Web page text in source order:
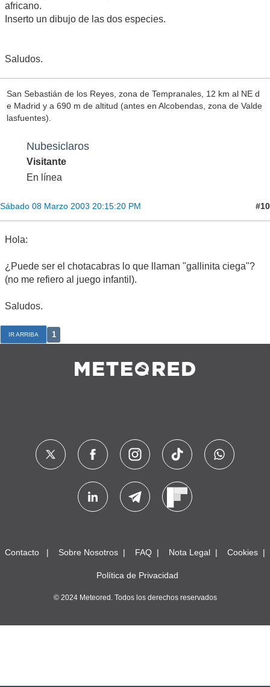
africano.
Inserto un dibujo de las dos especies.
Saludos.
San Sebastián de los Reyes, zona de Tempranales, 12 km al NE d
e Madrid y a 690 m de altitud (antes en Alcobendas, zona de Valde
lasfuentes).
Nubesiclaros
Visitante
En línea
Sábado 08 Marzo 2003 20:15:20 PM #10
Hola:
¿Puede ser el chotacabras lo que llaman "gallinita ciega"?
(no me refiero al juego infantil).
Saludos.
IR ARRIBA 1
Contacto Sobre Nosotros FAQ Nota Legal Cookies
Política de Privacidad
© 2024 Meteored. Todos los derechos reservados